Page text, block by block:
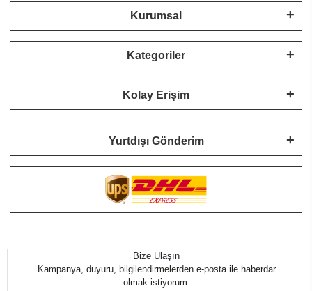
Kurumsal
Kategoriler
Kolay Erişim
Yurtdışı Gönderim
Bize Ulaşın
Kampanya, duyuru, bilgilendirmelerden e-posta ile haberdar
olmak istiyorum.